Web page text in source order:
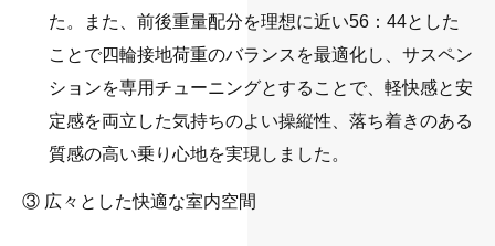
た。また、前後重量配分を理想に近い56：44とした
ことで四輪接地荷重のバランスを最適化し、サスペン
ションを専用チューニングとすることで、軽快感と安
定感を両立した気持ちのよい操縦性、落ち着きのある
質感の高い乗り心地を実現しました。
③ 広々とした快適な室内空間